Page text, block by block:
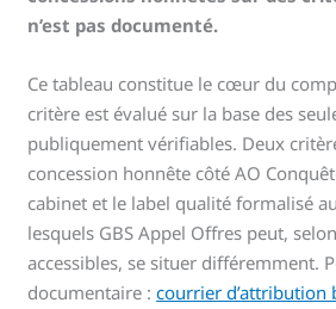
n’est pas documenté.
Ce tableau constitue le cœur du
critère est évalué sur la base des
publiquement vérifiables. Deux
concession honnête côté AO
cabinet et le label qualité formalisé
lesquels GBS Appel Offres peut,
accessibles, se situer différemment.
documentaire :courrier